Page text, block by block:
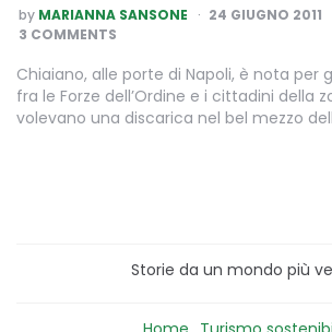
POSTED
BY
by MARIANNA SANSONE 24 GIUGNO 2011
3 COMMENTS
Chiaiano, alle porte di Napoli, è nota per
fra le Forze dell’Ordine e i cittadini della
volevano una discarica nel bel mezzo
Storie da un mondo più